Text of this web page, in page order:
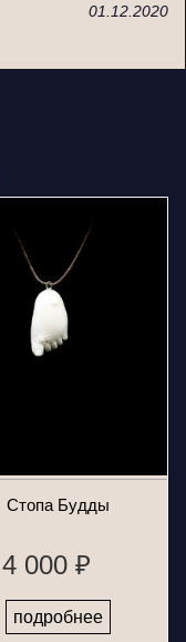
01.12.2020
Стопа Будды
4 000 ₽
подробнее